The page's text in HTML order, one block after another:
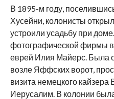
В 1895-м году,
Хусейни, колонисты
устроили усадьбу при
фотографической фирмы
еврей Илия Майерс. Была
возле Яффских ворот,
визита немецкого кайзера
Иерусалим. В колонии